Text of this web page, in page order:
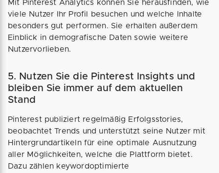
Mit Pinterest Analytics können Sie herausfinden, wie
viele Nutzer Ihr Profil besuchen und welche Inhalte
besonders gut performen. Sie erhalten außerdem
Einblick in demografische Daten sowie weitere
Nutzervorlieben.
5. Nutzen Sie die Pinterest Insights und
bleiben Sie immer auf dem aktuellen
Stand
Pinterest publiziert regelmäßig Erfolgsstories,
beobachtet Trends und unterstützt seine Nutzer mit
Hintergrundartikeln für eine optimale Ausnutzung
aller Möglichkeiten, welche die Plattform bietet.
Dazu zählen keywordoptimierte